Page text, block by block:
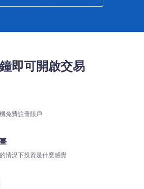
即可開啟交易
免費註冊賬戶
情況下投資是什麽感覺